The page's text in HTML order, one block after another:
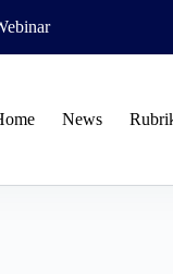
News